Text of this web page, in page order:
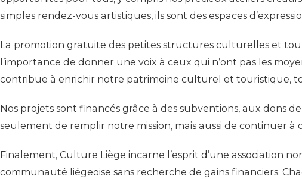
simples rendez-vous artistiques, ils sont des espaces
La promotion gratuite des petites structures culturelles et
l’importance de donner une voix à ceux qui n’ont pas les
contribue à enrichir notre patrimoine culturel et touristique,
Nos projets sont financés grâce à des subventions, aux dons
seulement de remplir notre mission, mais aussi de continuer
Finalement, Culture Liège incarne l’esprit d’une association
communauté liégeoise sans recherche de gains financiers.